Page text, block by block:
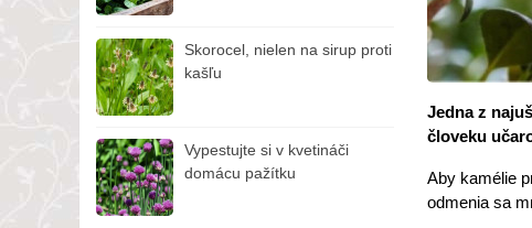
Skorocel, nielen na sirup proti
kašľu
Vypestujte si v kvetináči
domácu pažítku
terasy
Vlčí
Jedna z
človeku
Aby kamélie
odmenia sa